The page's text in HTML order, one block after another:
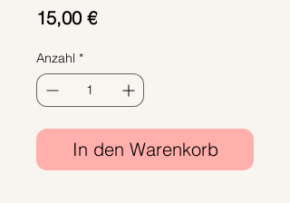
15,00 €Preis
Anzahl *
In den Warenkorb